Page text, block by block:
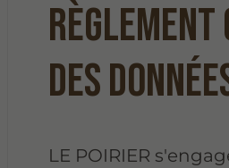
des
LE POIRIER